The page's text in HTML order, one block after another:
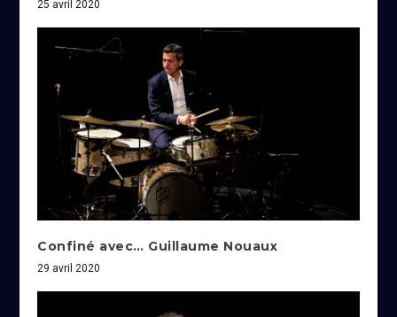
25 avril 2020
Confiné avec… Guillaume Nouaux
29 avril 2020